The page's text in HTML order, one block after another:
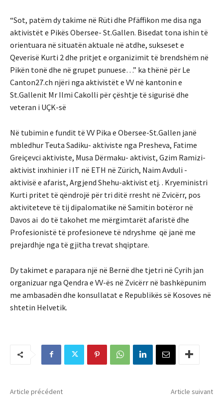
“Sot, patëm dy takime në Rüti dhe Pfäffikon me disa nga
aktivistët e Pikës Obersee- St.Gallen. Bisedat tona ishin të
orientuara në situatën aktuale në atdhe, sukseset e
Qeverisë Kurti 2 dhe pritjet e organizimit të brendshëm në
Pikën tonë dhe në grupet punuese…” ka thënë për Le
Canton27.ch njëri nga aktivistët e VV në kantonin e
St.Gallenit Mr Ilmi Cakolli për çështje të sigurisë dhe
veteran i UÇK-së
Në tubimin e fundit të VV Pika e Obersee-St.Gallen janë
mbledhur Teuta Sadiku- aktiviste nga Presheva, Fatime
Greiçevci aktiviste, Musa Dërmaku- aktivist, Gzim Ramizi-
aktivist inxhinier i IT në ETH në Zürich, Naim Avduli -
aktivisë e afarist, Argjend Shehu-aktivist etj. . Kryeministri
Kurti pritet të qëndrojë për tri ditë rresht në Zvicërr, pos
aktiviteteve të tij dipalomatike në Samitin botëror në
Davos ai do të takohet me mërgimtarët afaristë dhe
Profesionistë të profesioneve të ndryshme që janë me
prejardhje nga të gjitha trevat shqiptare.
Dy takimet e parapara një në Bernë dhe tjetri në Cyrih jan
organizuar nga Qendra e VV-ës në Zvicërr në bashkëpunim
me ambasadën dhe konsullatat e Republikës së Kosoves në
shtetin Helvetik.
Article précédent Article suivant